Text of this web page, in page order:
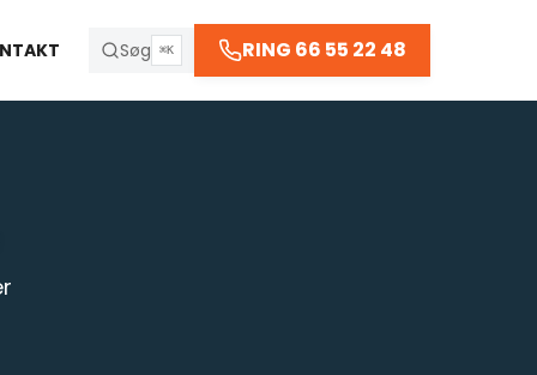
Søg ⌘K RING 66 55 22 48
66 55 22 48